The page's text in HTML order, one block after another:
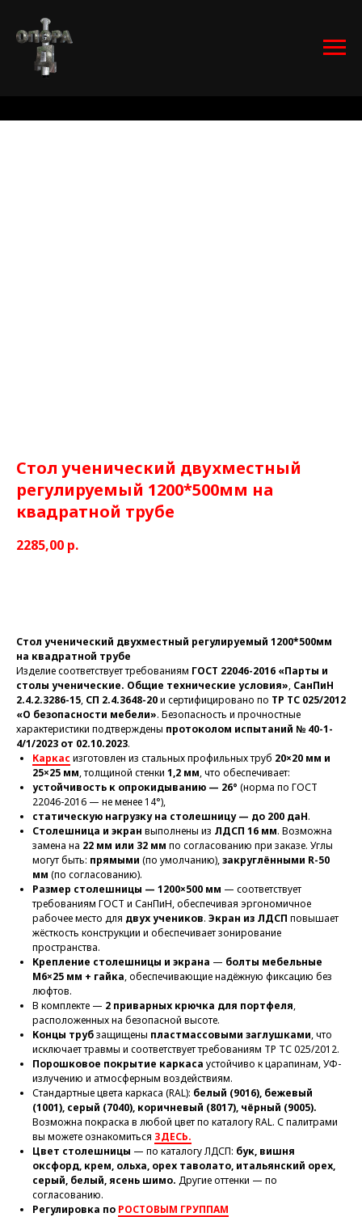
Стол ученический двухместный
регулируемый 1200*500мм на
квадратной трубе
2285,00 р.
Стол ученический двухместный регулируемый 1200*500мм
на квадратной трубе
Изделие соответствует требованиям ГОСТ 22046-2016 «Парты и
столы ученические. Общие технические условия», СанПиН
2.4.2.3286-15, СП 2.4.3648-20и сертифицировано по ТР ТС 025/2012
«О безопасности мебели». Безопасность и прочностные
характеристики подтверждены протоколом испытаний № 40-1-
4/1/2023 от 02.10.2023.
Каркас изготовлен из стальных профильных труб 20×20 мм и
25×25 мм, толщиной стенки 1,2 мм, что обеспечивает:
устойчивость к опрокидыванию — 26° (норма по ГОСТ
22046-2016 — не менее 14°),
статическую нагрузку на столешницу — до 200 даН.
Столешница и экран выполнены из ЛДСП 16 мм. Возможна
замена на 22 мм или 32 мм по согласованию при заказе. Углы
могут быть: прямыми (по умолчанию),закруглёнными R-50
мм (по согласованию).
Размер столешницы — 1200×500 мм — соответствует
требованиям ГОСТ и СанПиН, обеспечивая эргономичное
рабочее место для двух учеников. Экран из ЛДСП повышает
жёсткость конструкции и обеспечивает зонирование
пространства.
Крепление столешницы и экрана — болты мебельные
М6×25 мм + гайка, обеспечивающие надёжную фиксацию без
люфтов.
В комплекте — 2 приварных крючка для портфеля,
расположенных на безопасной высоте.
Концы трубзащищены пластмассовыми заглушками, что
исключает травмы и соответствует требованиям ТР ТС 025/2012.
Порошковое покрытие каркаса устойчиво к царапинам, УФ-
излучению и атмосферным воздействиям.
Стандартные цвета каркаса (RAL): белый (9016), бежевый
(1001), серый (7040), коричневый (8017), чёрный (9005).
Возможна покраска в любой цвет по каталогу RAL. С палитрами
вы можете ознакомиться ЗДЕСЬ.
Цвет столешницы — по каталогу ЛДСП: бук, вишня
оксфорд, крем, ольха, орех таволато, итальянский орех,
серый, белый, ясень шимо. Другие оттенки — по
согласованию.
Регулировка по РОСТОВЫМ ГРУППАМ